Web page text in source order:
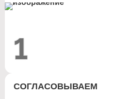
1
СОГЛАСОВЫВАЕМ